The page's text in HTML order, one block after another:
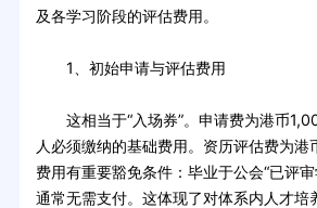
及各学习阶段的评估费用。
1、初始申请与评估费用
这相当于“入场券”。申请费为港币
人必须缴纳的基础费用。资历评估费为港
费用有重要豁免条件：毕业于公会“已评
通常无需支付。这体现了对体系内人才培